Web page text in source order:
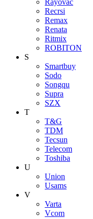
Rayovac
Recrsi
Remax
Renata
Ritmix
ROBITON
S
Smartbuy
Sodo
Songqu
Supra
SZX
T
T&G
TDM
Tecsun
Telecom
Toshiba
U
Union
Usams
V
Varta
Vcom